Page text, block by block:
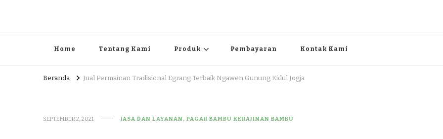
Home Tentang Kami Produk Pembayaran Kontak Kami
Beranda Jual Permainan Tradisional Egrang Terbaik Ngawen Gunung Kidul Jogja
SEPTEMBER 2, 2021 JASA DAN LAYANAN, PAGAR BAMBU KERAJINAN BAMBU